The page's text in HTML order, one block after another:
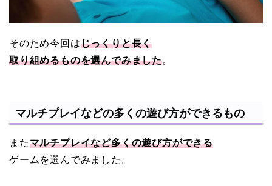
そのため今回はじっくりと長く
取り組めるものを選んでみました。
マルチプレイなどの多くの遊び方ができるもの
またマルチプレイなど多くの遊び方ができる
ゲームを選んでみました。